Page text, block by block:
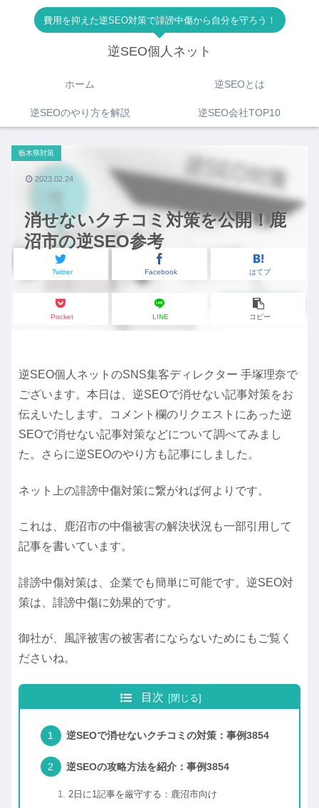
費用を抑えた逆SEO対策で誹謗中傷から自分を守ろう！
逆SEO個人ネット
ホーム 逆SEOとは
逆SEOのやり方を解説 逆SEO会社TOP10
消せないクチコミ対策を公開！鹿
沼市の逆SEO参考
栃木県対策
Twitter Facebook はてブ
Pocket LINE コピー
2023.02.24
逆SEO個人ネットのSNS集客ディレクター 手塚理奈で
ございます。本日は、逆SEOで消せない記事対策をお
伝えいたします。コメント欄のリクエストにあった逆
SEOで消せない記事対策などについて調べてみまし
た。さらに逆SEOのやり方も記事にしました。
ネット上の誹謗中傷対策に繋がれば何よりです。
これは、鹿沼市の中傷被害の解決状況も一部引用して
記事を書いています。
誹謗中傷対策は、企業でも簡単に可能です。逆SEO対
策は、誹謗中傷に効果的です。
御社が、風評被害の被害者にならないためにもご覧く
ださいね。
目次
逆SEOで消せないクチコミの対策：事例3854
逆SEOの攻略方法を紹介：事例3854
2日に1記事を厳守する：鹿沼市向け